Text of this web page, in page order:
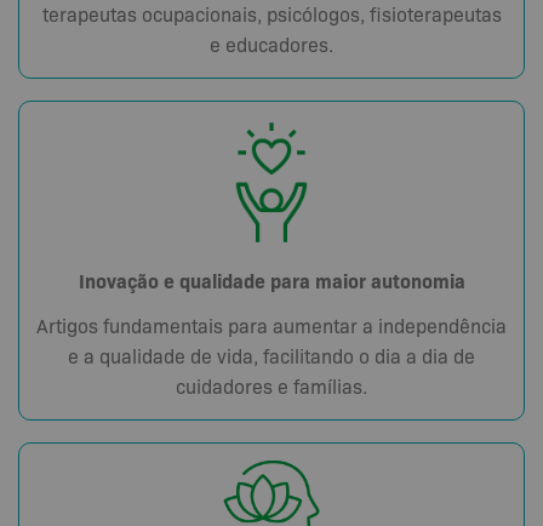
terapeutas ocupacionais, psicólogos, fisioterapeutas
e educadores.
Inovação e qualidade para maior autonomia
Artigos fundamentais para aumentar a independência
e a qualidade de vida, facilitando o dia a dia de
cuidadores e famílias.